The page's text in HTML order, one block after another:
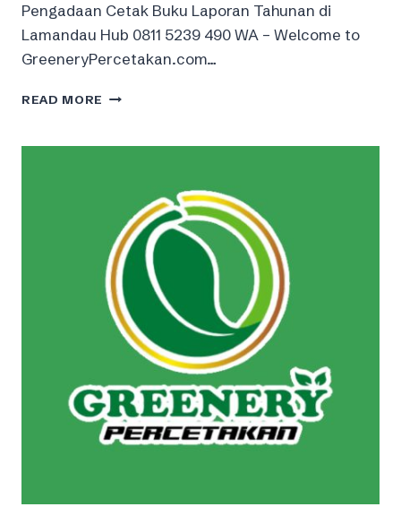
Pengadaan Cetak Buku Laporan Tahunan di
Lamandau Hub 0811 5239 490 WA – Welcome to
GreeneryPercetakan.com…
READ MORE PENGADAAN
LAPORAN
LAMANDAU